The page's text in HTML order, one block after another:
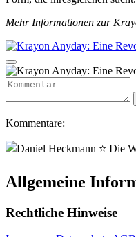
Mehr Informationen zur
Kommentare:
Allgemeine
Rechtliche Hinweise